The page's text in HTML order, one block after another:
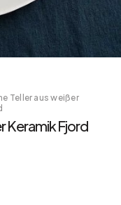
Teller aus weißer
Keramik Fjord